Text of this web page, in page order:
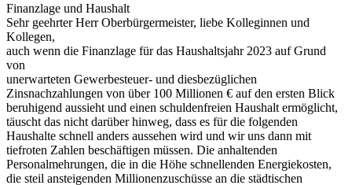
Finanzlage und Haushalt
Sehr geehrter Herr Oberbürgermeister, liebe Kolleginnen und
Kollegen,
auch wenn die Finanzlage für das Haushaltsjahr 2023 auf Grund
von
unerwarteten Gewerbesteuer- und diesbezüglichen
Zinsnachzahlungen von über 100 Millionen € auf den ersten Blick
beruhigend aussieht und einen schuldenfreien Haushalt ermöglicht,
täuscht das nicht darüber hinweg, dass es für die folgenden
Haushalte schnell anders aussehen wird und wir uns dann mit
tiefroten Zahlen beschäftigen müssen. Die anhaltenden
Personalmehrungen, die in die Höhe schnellenden Energiekosten,
die steil ansteigenden Millionenzuschüsse an die städtischen